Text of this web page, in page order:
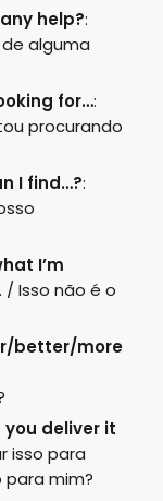
help?:
alguma
for…:
procurando
I find…?:
I’m
/ Isso não é o
better/more
you deliver it
isso para
mim?